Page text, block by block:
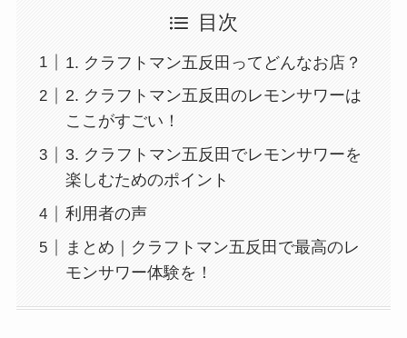
目次
1. クラフトマン五反田ってどんなお店？
2. クラフトマン五反田のレモンサワーは
ここがすごい！
3. クラフトマン五反田でレモンサワーを
楽しむためのポイント
利用者の声
まとめ｜クラフトマン五反田で最高のレ
モンサワー体験を！